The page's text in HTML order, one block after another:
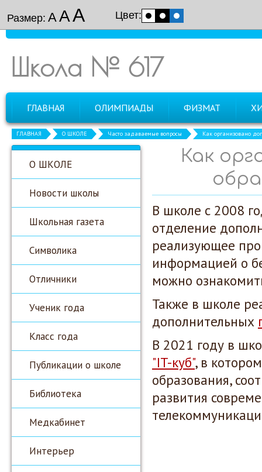
Размер: ААА Цвет:
Школа № 617
ГЛАВНАЯ ОЛИМПИАДЫ ФИЗМАТ
ГЛАВНАЯ О ШКОЛЕ Часто задаваемые вопросы Как организовано
О ШКОЛЕ
Новости школы
Школьная газета
Символика
Отличники
Ученик года
Класс года
Публикации о школе
Библиотека
Медкабинет
Интерьер
Как
В школе с 2008
отделение
реализующее
информацией о
можно
Также в школе
дополнительных
В 2021 году в
"IT-куб", в
образования,
развития